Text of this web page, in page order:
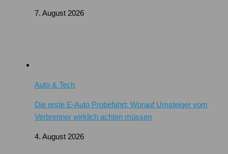
7. August 2026
Auto & Tech
Die erste E-Auto Probefahrt: Worauf Umsteiger vom
Verbrenner wirklich achten müssen
4. August 2026